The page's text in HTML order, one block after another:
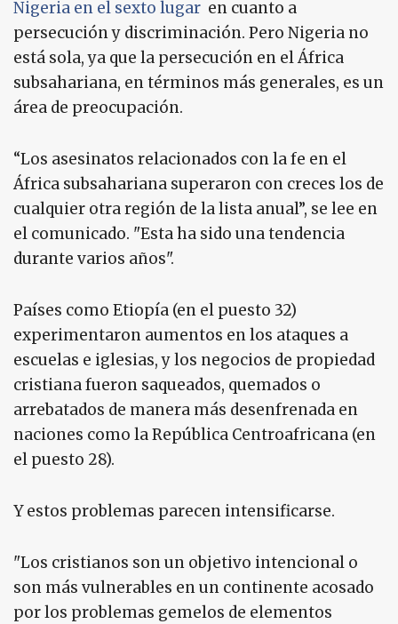
Nigeria en el sexto lugar en cuanto a
persecución y discriminación. Pero Nigeria no
está sola, ya que la persecución en el África
subsahariana, en términos más generales, es un
área de preocupación.
“Los asesinatos relacionados con la fe en el
África subsahariana superaron con creces los de
cualquier otra región de la lista anual”, se lee en
el comunicado. "Esta ha sido una tendencia
durante varios años".
Países como Etiopía (en el puesto 32)
experimentaron aumentos en los ataques a
escuelas e iglesias, y los negocios de propiedad
cristiana fueron saqueados, quemados o
arrebatados de manera más desenfrenada en
naciones como la República Centroafricana (en
el puesto 28).
Y estos problemas parecen intensificarse.
"Los cristianos son un objetivo intencional o
son más vulnerables en un continente acosado
por los problemas gemelos de elementos